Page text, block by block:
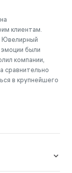
клиентам.
Ювелирный
были
компании,
сравнительно
в крупнейшего